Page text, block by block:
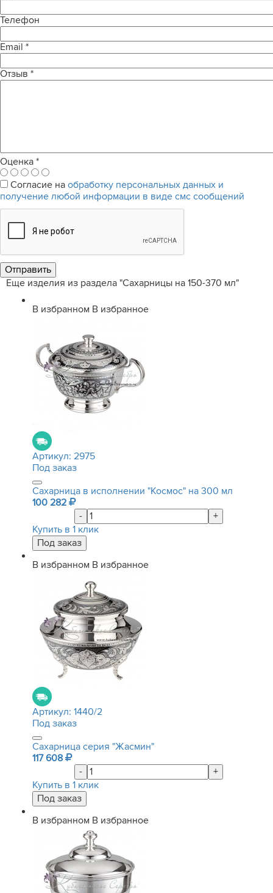
Телефон
Email *
Отзыв *
Оценка *
Согласие на обработку персональных данных и
получение любой информации в виде смс сообщений
Еще изделия из раздела "Сахарницы на 150-370 мл"
В избранном В избранное
Артикул: 2975
Под заказ
Сахарница в исполнении "Космос" на 300 мл
100 282
-
+
Купить в 1 клик
В избранном В избранное
Артикул: 1440/2
Под заказ
Сахарница серия "Жасмин"
117 608
-
+
Купить в 1 клик
В избранном В избранное